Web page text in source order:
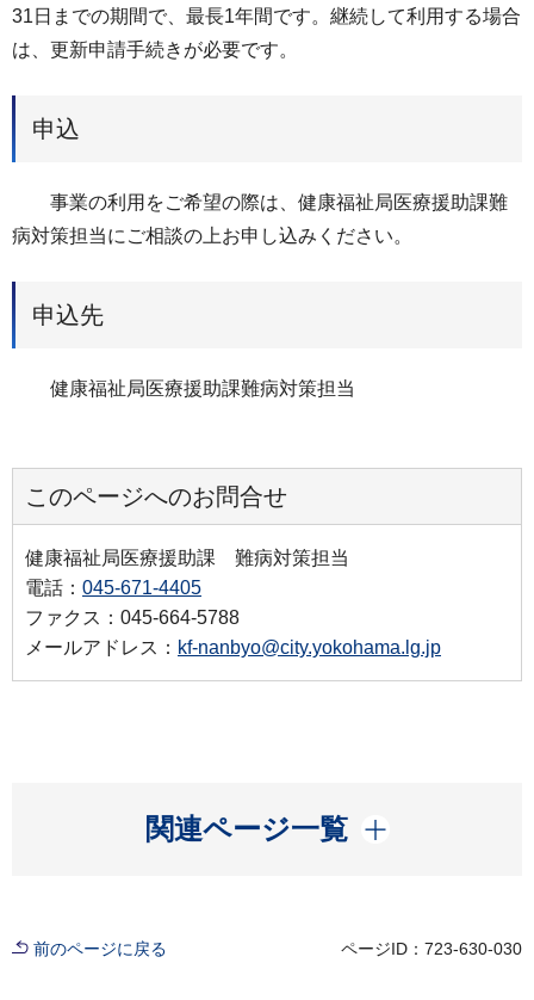
31日までの期間で、最長1年間です。継続して利用する場合
は、更新申請手続きが必要です。
申込
事業の利用をご希望の際は、健康福祉局医療援助課難
病対策担当にご相談の上お申し込みください。
申込先
健康福祉局医療援助課難病対策担当
このページへのお問合せ
健康福祉局医療援助課 難病対策担当
電話： 045-671-4405
ファクス：045-664-5788
メールアドレス： kf-nanbyo@city.yokohama.lg.jp
関連ページ一覧
開く
前のページに戻る ページID：723-630-030